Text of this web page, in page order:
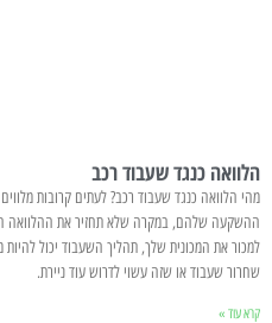
הלוואה כנגד שעבוד רכב
מהי הלוואה כנגד שעבוד רכב? לעתים קרובות
ההשקעה שלהם, במקרה שלא תחזיר את ההלוואה
למכור את המכונית שלך, תהליך השעבוד יכול
שחרור שעבוד או שזה עשוי לדרוש עוד ניירת.
קרא עוד »